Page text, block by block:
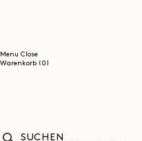
Menu Close
Warenkorb (0)